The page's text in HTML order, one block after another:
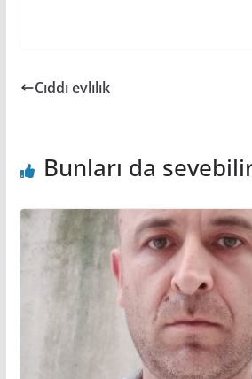
Cıddı evlılık
Bunları da